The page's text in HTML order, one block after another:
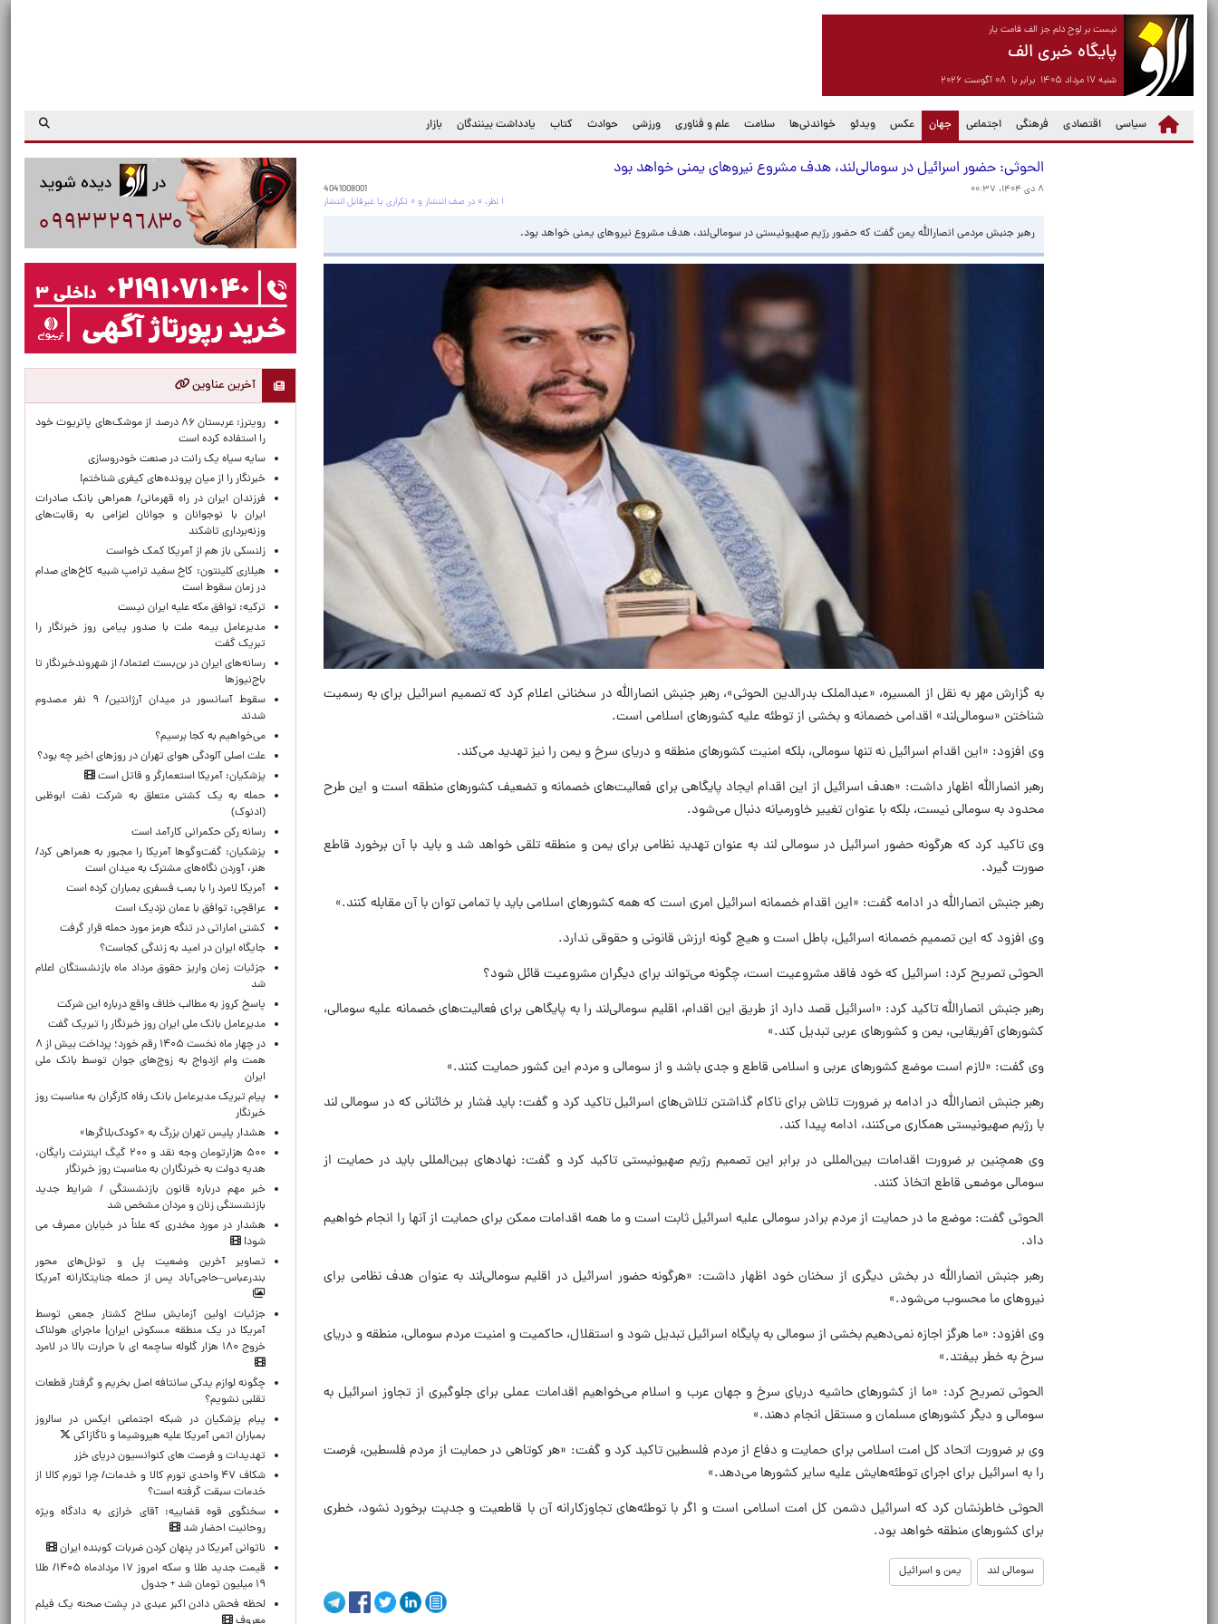
نیست بر لوح دلم جز الف قامت یار
پایگاه خبری الف
شنبه ۱۷ مرداد ۱۴۰۵ برابر با ۰۸ آگوست ۲۰۲۶
سیاسی اقتصادی فرهنگی اجتماعی جهان
(current) عکس ویدئو خواندنی‌ها سلامت علم و فناوری ورزشی حوادث کتاب یادداشت بینندگان بازار
الحوثی: حضور اسرائیل در سومالی‌لند، هدف مشروع نیروهای یمنی خواهد بود
۸ دی ۱۴۰۴، ۰۰:۳۷
4041008001
۱ نظر، ۰ در صف انتشار و ۰ تکراری یا غیرقابل انتشار
رهبر جنبش مردمی انصارالله یمن گفت که حضور رژیم صهیونیستی در سومالی‌لند، هدف مشروع نیروهای یمنی خواهد بود.
به گزارش مهر به نقل از المسیره، «عبدالملک بدرالدین الحوثی»، رهبر جنبش انصارالله در سخنانی اعلام کرد که تصمیم اسرائیل برای به رسمیت
شناختن «سومالی‌لند» اقدامی خصمانه و بخشی از توطئه علیه کشورهای اسلامی است.
وی افزود: «این اقدام اسرائیل نه تنها سومالی، بلکه امنیت کشورهای منطقه و دریای سرخ و یمن را نیز تهدید می‌کند.
رهبر انصارالله اظهار داشت: «هدف اسرائیل از این اقدام ایجاد پایگاهی برای فعالیت‌های خصمانه و تضعیف کشورهای منطقه است و این طرح
محدود به سومالی نیست، بلکه با عنوان تغییر خاورمیانه دنبال می‌شود.
وی تاکید کرد که هرگونه حضور اسرائیل در سومالی لند به عنوان تهدید نظامی برای یمن و منطقه تلقی خواهد شد و باید با آن برخورد قاطع
صورت گیرد.
رهبر جنبش انصارالله در ادامه گفت: «این اقدام خصمانه اسرائیل امری است که همه کشورهای اسلامی باید با تمامی توان با آن مقابله کنند.»
وی افزود که این تصمیم خصمانه اسرائیل، باطل است و هیچ گونه ارزش قانونی و حقوقی ندارد.
الحوثی تصریح کرد: اسرائیل که خود فاقد مشروعیت است، چگونه می‌تواند برای دیگران مشروعیت قائل شود؟
رهبر جنبش انصارالله تاکید کرد: «اسرائیل قصد دارد از طریق این اقدام، اقلیم سومالی‌لند را به پایگاهی برای فعالیت‌های خصمانه علیه سومالی،
کشورهای آفریقایی، یمن و کشورهای عربی تبدیل کند.»
وی گفت: «لازم است موضع کشورهای عربی و اسلامی قاطع و جدی باشد و از سومالی و مردم این کشور حمایت کنند.»
رهبر جنبش انصارالله در ادامه بر ضرورت تلاش برای ناکام گذاشتن تلاش‌های اسرائیل تاکید کرد و گفت: باید فشار بر خائنانی که در سومالی لند
با رژیم صهیونیستی همکاری می‌کنند، ادامه پیدا کند.
وی همچنین بر ضرورت اقدامات بین‌المللی در برابر این تصمیم رژیم صهیونیستی تاکید کرد و گفت: نهادهای بین‌المللی باید در حمایت از
سومالی موضعی قاطع اتخاذ کنند.
الحوثی گفت: موضع ما در حمایت از مردم برادر سومالی علیه اسرائیل ثابت است و ما همه اقدامات ممکن برای حمایت از آنها را انجام خواهیم
داد.
رهبر جنبش انصارالله در بخش دیگری از سخنان خود اظهار داشت: «هرگونه حضور اسرائیل در اقلیم سومالی‌لند به عنوان هدف نظامی برای
نیروهای ما محسوب می‌شود.»
وی افزود: «ما هرگز اجازه نمی‌دهیم بخشی از سومالی به پایگاه اسرائیل تبدیل شود و استقلال، حاکمیت و امنیت مردم سومالی، منطقه و دریای
سرخ به خطر بیفتد.»
الحوثی تصریح کرد: «ما از کشورهای حاشیه دریای سرخ و جهان عرب و اسلام می‌خواهیم اقدامات عملی برای جلوگیری از تجاوز اسرائیل به
سومالی و دیگر کشورهای مسلمان و مستقل انجام دهند.»
وی بر ضرورت اتحاد کل امت اسلامی برای حمایت و دفاع از مردم فلسطین تاکید کرد و گفت: «هر کوتاهی در حمایت از مردم فلسطین، فرصت
را به اسرائیل برای اجرای توطئه‌هایش علیه سایر کشورها می‌دهد.»
الحوثی خاطرنشان کرد که اسرائیل دشمن کل امت اسلامی است و اگر با توطئه‌های تجاوزکارانه آن با قاطعیت و جدیت برخورد نشود، خطری
برای کشورهای منطقه خواهد بود.
سومالی لند یمن و اسرائیل
آخرین عناوین
رویترز: عربستان ۸۶ درصد از موشک‌های پاتریوت خود
را استفاده کرده است
سایه سیاه یک رانت در صنعت خودروسازی
خبرنگار را از میان پرونده‌های کیفری شناختم!
​فرزندان ایران در راه قهرمانی/ همراهی بانک صادرات
ایران با نوجوانان و جوانان اعزامی به رقابت‌های
وزنه‌برداری تاشکند
زلنسکی باز هم از آمریکا کمک خواست
هیلاری کلینتون: کاخ سفید ترامپ شبیه کاخ‌های صدام
در زمان سقوط است
ترکیه: توافق مکه علیه ایران نیست
مدیرعامل بیمه ملت با صدور پیامی روز خبرنگار را
تبریک گفت
رسانه‌های ایران در بن‌بست اعتماد/ از شهروندخبرنگار تا
باج‌نیوزها
سقوط آسانسور در میدان آرژانتین/ ۹ نفر مصدوم
شدند
می‌خواهیم به کجا برسیم؟
علت اصلی آلودگی هوای تهران در روزهای اخیر چه بود؟
پزشکیان: آمریکا استعمارگر و قاتل است
حمله به یک کشتی متعلق به شرکت نفت ابوظبی
(ادنوک)
رسانه رکن حکمرانی کارآمد است
پزشکیان: گفت‌وگوها آمریکا را مجبور به همراهی کرد/
هنر، آوردن نگاه‌های مشترک به میدان است
آمریکا لامرد را با بمب فسفری بمباران کرده است
عراقچی: توافق با عمان نزدیک است
کشتی اماراتی در تنگه هرمز مورد حمله قرار گرفت
جایگاه ایران در امید به زندگی کجاست؟
جزئیات زمان واریز حقوق مرداد ماه بازنشستگان اعلام
شد
پاسخ کروز به مطالب خلاف واقع درباره این شرکت
مدیرعامل بانک ملی ایران روز خبرنگار را تبریک گفت
در چهار ماه نخست ۱۴۰۵ رقم خورد؛ پرداخت بیش از ۸
همت وام ازدواج به زوج‌های جوان توسط بانک ملی
ایران
پیام تبریک مدیرعامل بانک رفاه کارگران به مناسبت روز
خبرنگار
هشدار پلیس تهران بزرگ به «کودک‌بلاگرها»
۵۰۰ هزارتومان وجه نقد و ۲۰۰ گیگ اینترنت رایگان،
هدیه دولت به خبرنگاران به مناسبت روز خبرنگار
خبر مهم درباره قانون بازنشستگی / شرایط جدید
بازنشستگی زنان و مردان مشخص شد
هشدار در مورد مخدری که علناً در خیابان مصرف می
شود!
تصاویر آخرین وضعیت پل و تونل‌های محور
بندرعباس–حاجی‌آباد پس از حمله جنایتکارانه آمریکا
جزئیات اولین آزمایش سلاح کشتار جمعی توسط
آمریکا در یک منطقه مسکونی ایران| ماجرای هولناک
خروج ۱۸۰ هزار گلوله ساچمه ای با حرارت بالا در لامرد
چگونه لوازم یدکی سانتافه اصل بخریم و گرفتار قطعات
تقلبی نشویم؟
پیام پزشکیان در شبکه اجتماعی ایکس در سالروز
بمباران اتمی آمریکا علیه هیروشیما و ناگازاکی
تهدیدات و فرصت های کنوانسیون دریای خزر
شکاف ۴۷ واحدی تورم کالا و خدمات/ چرا تورم کالا از
خدمات سبقت گرفته است؟
سخنگوی قوه قضاییه: آقای خرازی به دادگاه ویژه
روحانیت احضار شد
ناتوانی آمریکا در پنهان کردن ضربات کوبنده ایران
قیمت جدید طلا و سکه امروز ۱۷ مردادماه ۱۴۰۵/ طلا
۱۹ میلیون تومان شد + جدول
لحظه‌ فحش دادن اکبر عبدی در پشت صحنه یک فیلم